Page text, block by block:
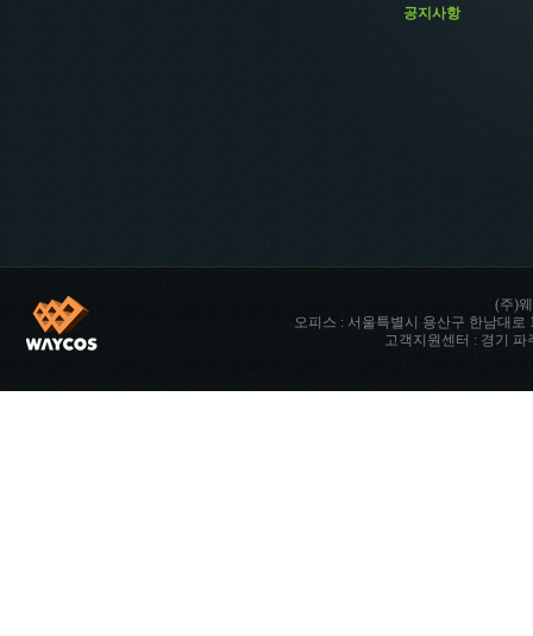
공지사항
(주)
오피스 : 서울특별시 용산구 한남대로
고객지원센터 : 경기 파